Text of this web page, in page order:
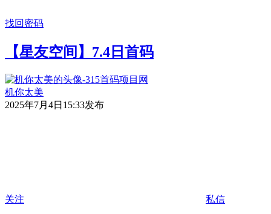
找回密码
【星友空间】7.4日首码
机你太美
2025年7月4日15:33发布
关注 私信